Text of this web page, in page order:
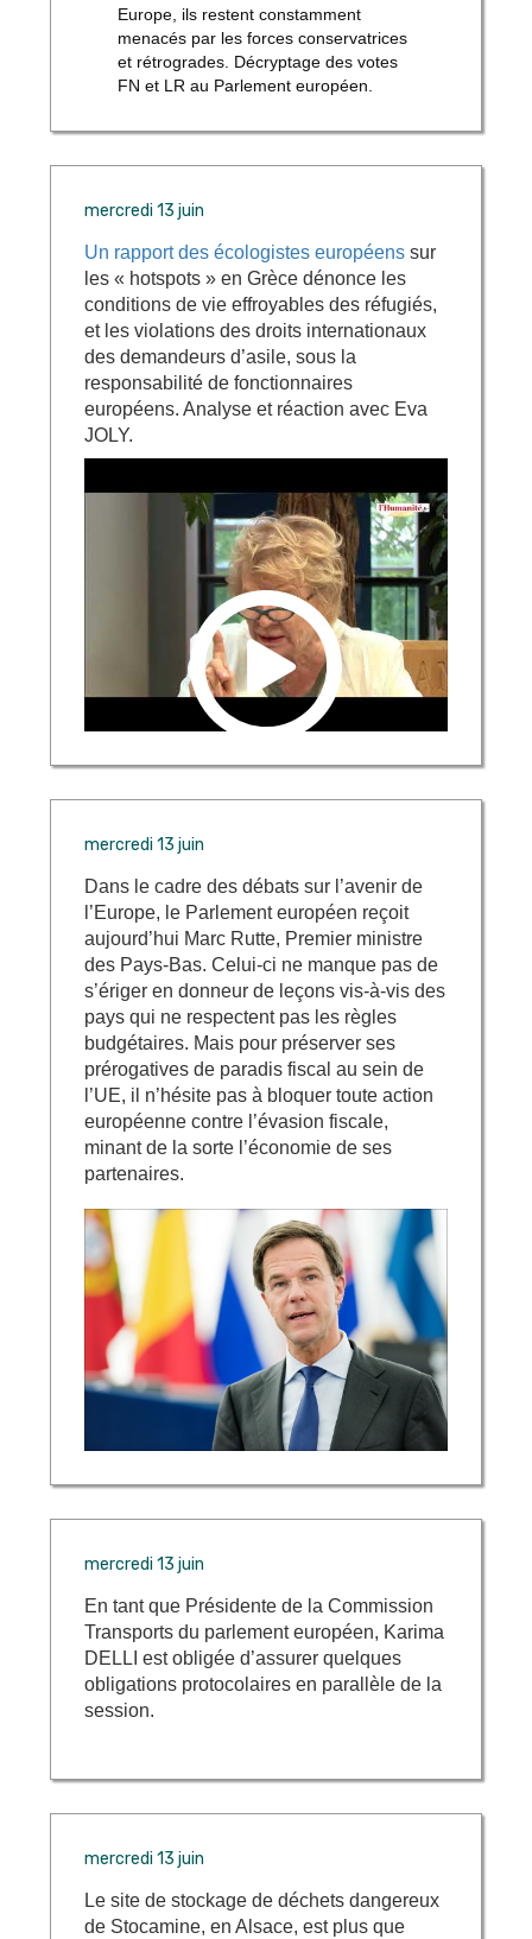
Europe, ils restent constamment
menacés par les forces conservatrices
et rétrogrades. Décryptage des votes
FN et LR au Parlement européen.
mercredi 13 juin
Un rapport des écologistes européens sur
les « hotspots » en Grèce dénonce les
conditions de vie effroyables des réfugiés,
et les violations des droits internationaux
des demandeurs d’asile, sous la
responsabilité de fonctionnaires
européens. Analyse et réaction avec Eva
JOLY.
mercredi 13 juin
Dans le cadre des débats sur l’avenir de
l’Europe, le Parlement européen reçoit
aujourd’hui Marc Rutte, Premier ministre
des Pays-Bas. Celui-ci ne manque pas de
s’ériger en donneur de leçons vis-à-vis des
pays qui ne respectent pas les règles
budgétaires. Mais pour préserver ses
prérogatives de paradis fiscal au sein de
l’UE, il n’hésite pas à bloquer toute action
européenne contre l’évasion fiscale,
minant de la sorte l’économie de ses
partenaires.
mercredi 13 juin
En tant que Présidente de la Commission
Transports du parlement européen, Karima
DELLI est obligée d’assurer quelques
obligations protocolaires en parallèle de la
session.
mercredi 13 juin
Le site de stockage de déchets dangereux
de Stocamine, en Alsace, est plus que